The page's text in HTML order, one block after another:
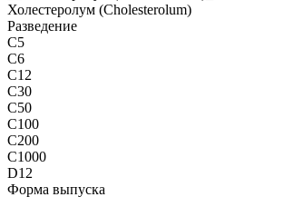
Холестеролум (Cholesterolum)
Разведение
C5
C6
C12
C30
C50
C100
C200
C1000
D12
Форма выпуска